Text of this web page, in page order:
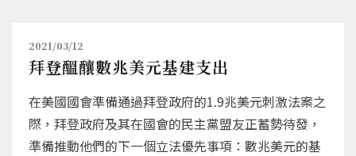
2021/03/12
拜登醞釀數兆美元基建支出
在美國國會準備通過拜登政府的1.9兆美元刺激法案之
際，拜登政府及其在國會的民主黨盟友正蓄勢待發，
準備推動他們的下一個立法優先事項：數兆美元的基